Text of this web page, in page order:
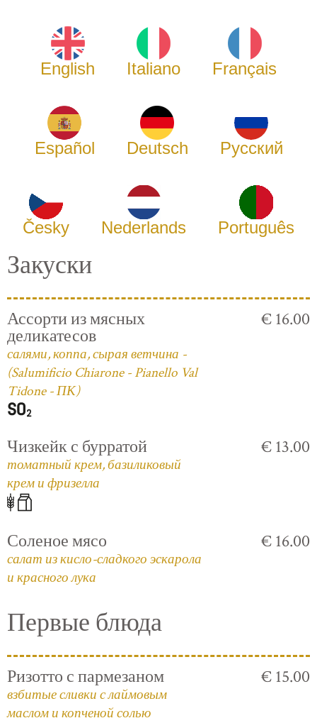
English Italiano Français
Español Deutsch Русский
Česky Nederlands Português
Закуски
Ассорти из мясных
деликатесов
салями, коппа, сырая ветчина -
(Salumificio Chiarone - Pianello Val
Tidone - ПК)
€ 16.00
Чизкейк с бурратой
томатный крем, базиликовый
крем и фризелла
€ 13.00
Соленое мясо
салат из кисло-сладкого эскарола
и красного лука
€ 16.00
Первые блюда
Ризотто с пармезаном
взбитые сливки с лаймовым
маслом и копченой солью
€ 15.00